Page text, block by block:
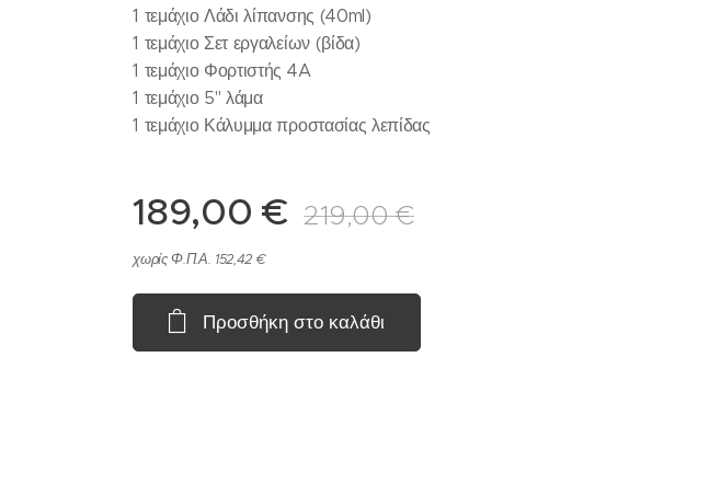
1 τεμάχιο Λάδι λίπανσης (40ml)
1 τεμάχιο Σετ εργαλείων (βίδα)
1 τεμάχιο Φορτιστής 4A
1 τεμάχιο 5" λάμα
1 τεμάχιο Κάλυμμα προστασίας λεπίδας
189,00 € 219,00€
χωρίς Φ.Π.Α. 152,42 €
Προσθήκη στο καλάθι